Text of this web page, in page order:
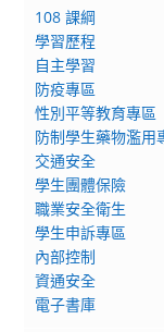
108 課綱
學習歷程
自主學習
防疫專區
性別平等教育專區
防制學生藥物濫用
交通安全
學生團體保險
職業安全衛生
學生申訴專區
內部控制
資通安全
電子書庫